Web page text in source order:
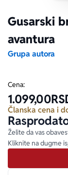
Gusarski
avantura
Grupa autora
Cena:
1.099,00
Članska cena i
Želite da vas
Kliknite na dugme
Ekranizovane
Za poklon
E-knjige
Autori
Poezija
Lični razvoj i
Biografija
Bojan Ljubenović
Dejan Tiago-
Milica Jakovljević
Peter Handke
Harlan Koben
Elif Šafak